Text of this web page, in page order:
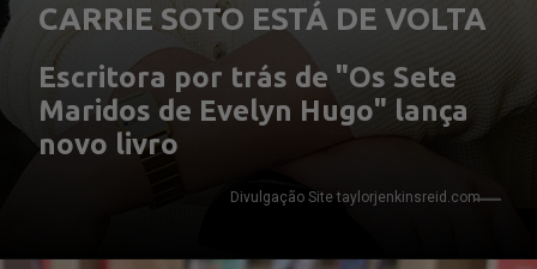
CARRIE SOTO ESTÁ DE VOLTA
Divulgação Site taylorjenkinsreid.com
Escritora por trás de "Os Sete
Maridos de Evelyn Hugo" lança
novo livro